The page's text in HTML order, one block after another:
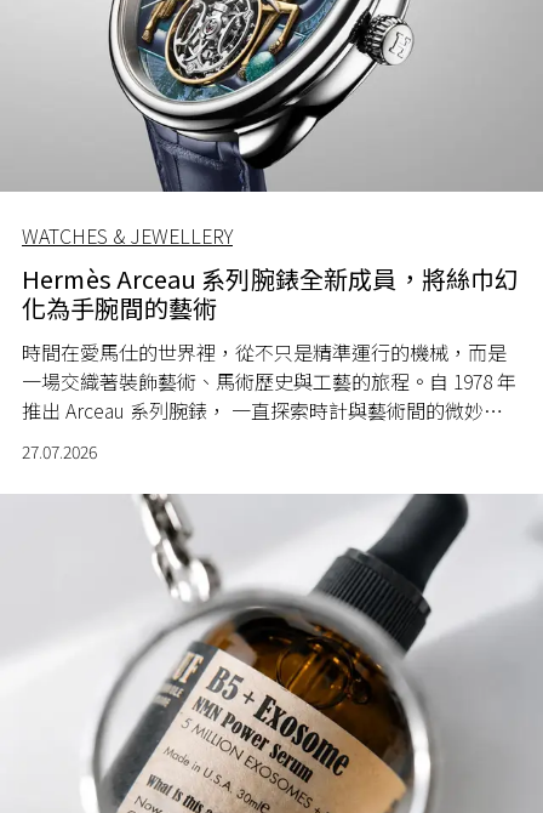
WATCHES & JEWELLERY
Hermès Arceau 系列腕錶全新成員，將絲巾幻
化為手腕間的藝術
時間在愛馬仕的世界裡，從不只是精準運行的機械，而是
一場交織著裝飾藝術、馬術歷史與工藝的旅程。自 1978 年
推出 Arceau 系列腕錶， 一直探索時計與藝術間的微妙關
27.07.2026